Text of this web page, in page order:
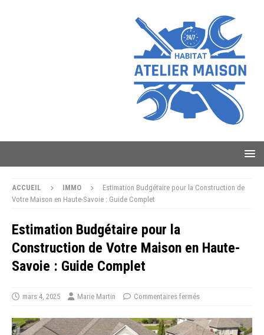
ACCUEIL IMMO
Estimation Budgétaire pour la Construction de
Votre Maison en Haute-Savoie : Guide Complet
Estimation Budgétaire pour la
Construction de Votre Maison en Haute-
Savoie : Guide Complet
mars 4, 2025 Marie Martin Commentaires fermés